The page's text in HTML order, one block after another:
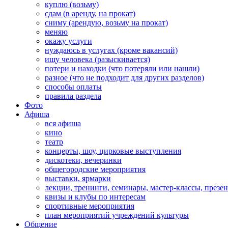
куплю (возьму)
сдам (в аренду, на прокат)
сниму (арендую, возьму на прокат)
меняю
окажу услуги
нуждаюсь в услугах (кроме вакансий)
ищу человека (разыскивается)
потери и находки (что потеряли или нашли)
разное (что не подходит для других разделов)
способы оплаты
правила раздела
Фото
Афиша
вся афиша
кино
театр
концерты, шоу, цирковые выступления
дискотеки, вечеринки
общегородские мероприятия
выставки, ярмарки
лекции, тренинги, семинары, мастер-классы,
квизы и клубы по интересам
спортивные мероприятия
план мероприятий учреждений культуры
Общение